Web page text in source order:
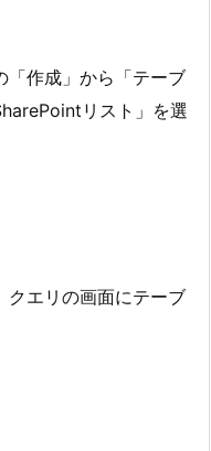
「作成」から「テーブ
リスト」を選
クエリの画面にテーブ